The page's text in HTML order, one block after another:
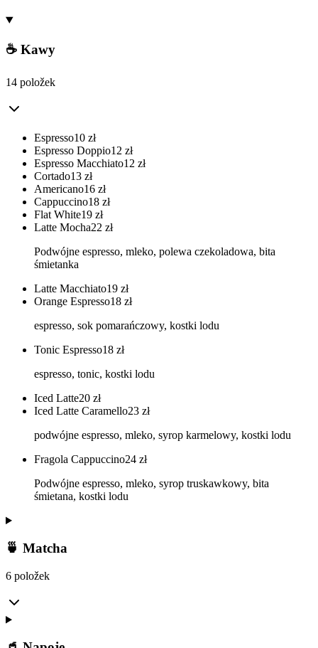
☕ Kawy
14 položek
Espresso10 zł
Espresso Doppio12 zł
Espresso Macchiato12 zł
Cortado13 zł
Americano16 zł
Cappuccino18 zł
Flat White19 zł
Latte Mocha22 zł
Podwójne espresso, mleko, polewa czekoladowa, bita
śmietanka
Latte Macchiato19 zł
Orange Espresso18 zł
espresso, sok pomarańczowy, kostki lodu
Tonic Espresso18 zł
espresso, tonic, kostki lodu
Iced Latte20 zł
Iced Latte Caramello23 zł
podwójne espresso, mleko, syrop karmelowy, kostki lodu
Fragola Cappuccino24 zł
Podwójne espresso, mleko, syrop truskawkowy, bita
śmietana, kostki lodu
🍵 Matcha
6 položek